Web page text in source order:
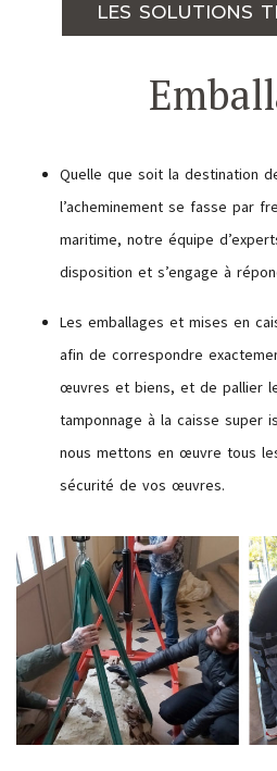
LES SOLUTIONS
Quelle que soit la destination
l’acheminement se fasse par
maritime, notre équipe
disposition et s’engage à
Les emballages et mises en
afin de correspondre
œuvres et biens, et de pallier
tamponnage à la caisse super
nous mettons en œuvre tous
sécurité de vos œuvres.